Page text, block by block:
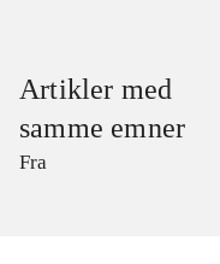
Artikler med
samme emner
Fra